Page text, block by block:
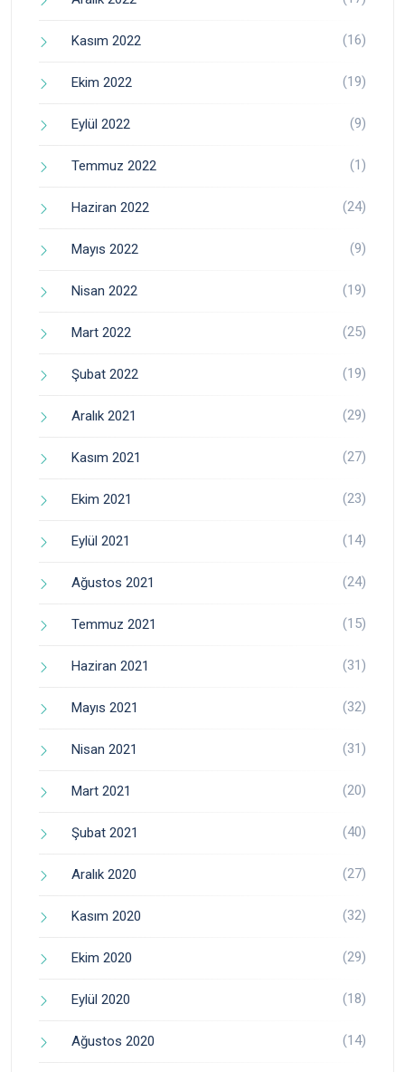
Kasım 2022 (16)
Ekim 2022 (19)
Eylül 2022 (9)
Temmuz 2022 (1)
Haziran 2022 (24)
Mayıs 2022 (9)
Nisan 2022 (19)
Mart 2022 (25)
Şubat 2022 (19)
Aralık 2021 (29)
Kasım 2021 (27)
Ekim 2021 (23)
Eylül 2021 (14)
Ağustos 2021 (24)
Temmuz 2021 (15)
Haziran 2021 (31)
Mayıs 2021 (32)
Nisan 2021 (31)
Mart 2021 (20)
Şubat 2021 (40)
Aralık 2020 (27)
Kasım 2020 (32)
Ekim 2020 (29)
Eylül 2020 (18)
Ağustos 2020 (14)